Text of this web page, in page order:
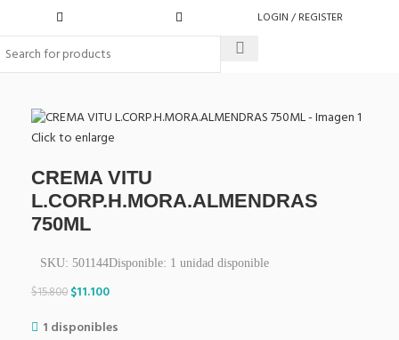
LOGIN / REGISTER
Click to enlarge
CREMA VITU
L.CORP.H.MORA.ALMENDRAS
750ML
SKU: 501144Disponible: 1 unidad disponible
$15.800 $11.100
1 disponibles